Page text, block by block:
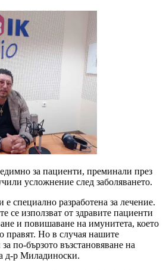
за пациенти, преминали през
усложнение след заболяването.
е специално разработена за лечение.
се използват от здравите пациенти
и повишаване на имунитета, което
правят. Но в случая нашите
по-бързото възстановяване на
д-р Миладиноски.